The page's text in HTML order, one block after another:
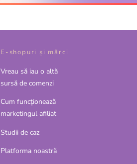
E-shopuri și mărci
Vreau să iau o altă
sursă de comenzi
Cum funcționează
marketingul afiliat
Studii de caz
Platforma noastră